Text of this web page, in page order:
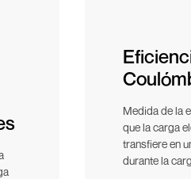
Medida de la
que la carga
transfiere en
durante la